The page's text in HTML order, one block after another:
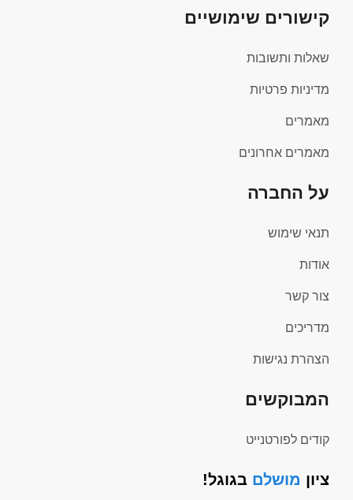
קישורים שימושיים
שאלות ותשובות
מדיניות פרטיות
מאמרים
מאמרים אחרונים
על החברה
תנאי שימוש
אודות
צור קשר
מדריכים
הצהרת נגישות
המבוקשים
קודים לפורטנייט
ציון מושלם בגוגל!